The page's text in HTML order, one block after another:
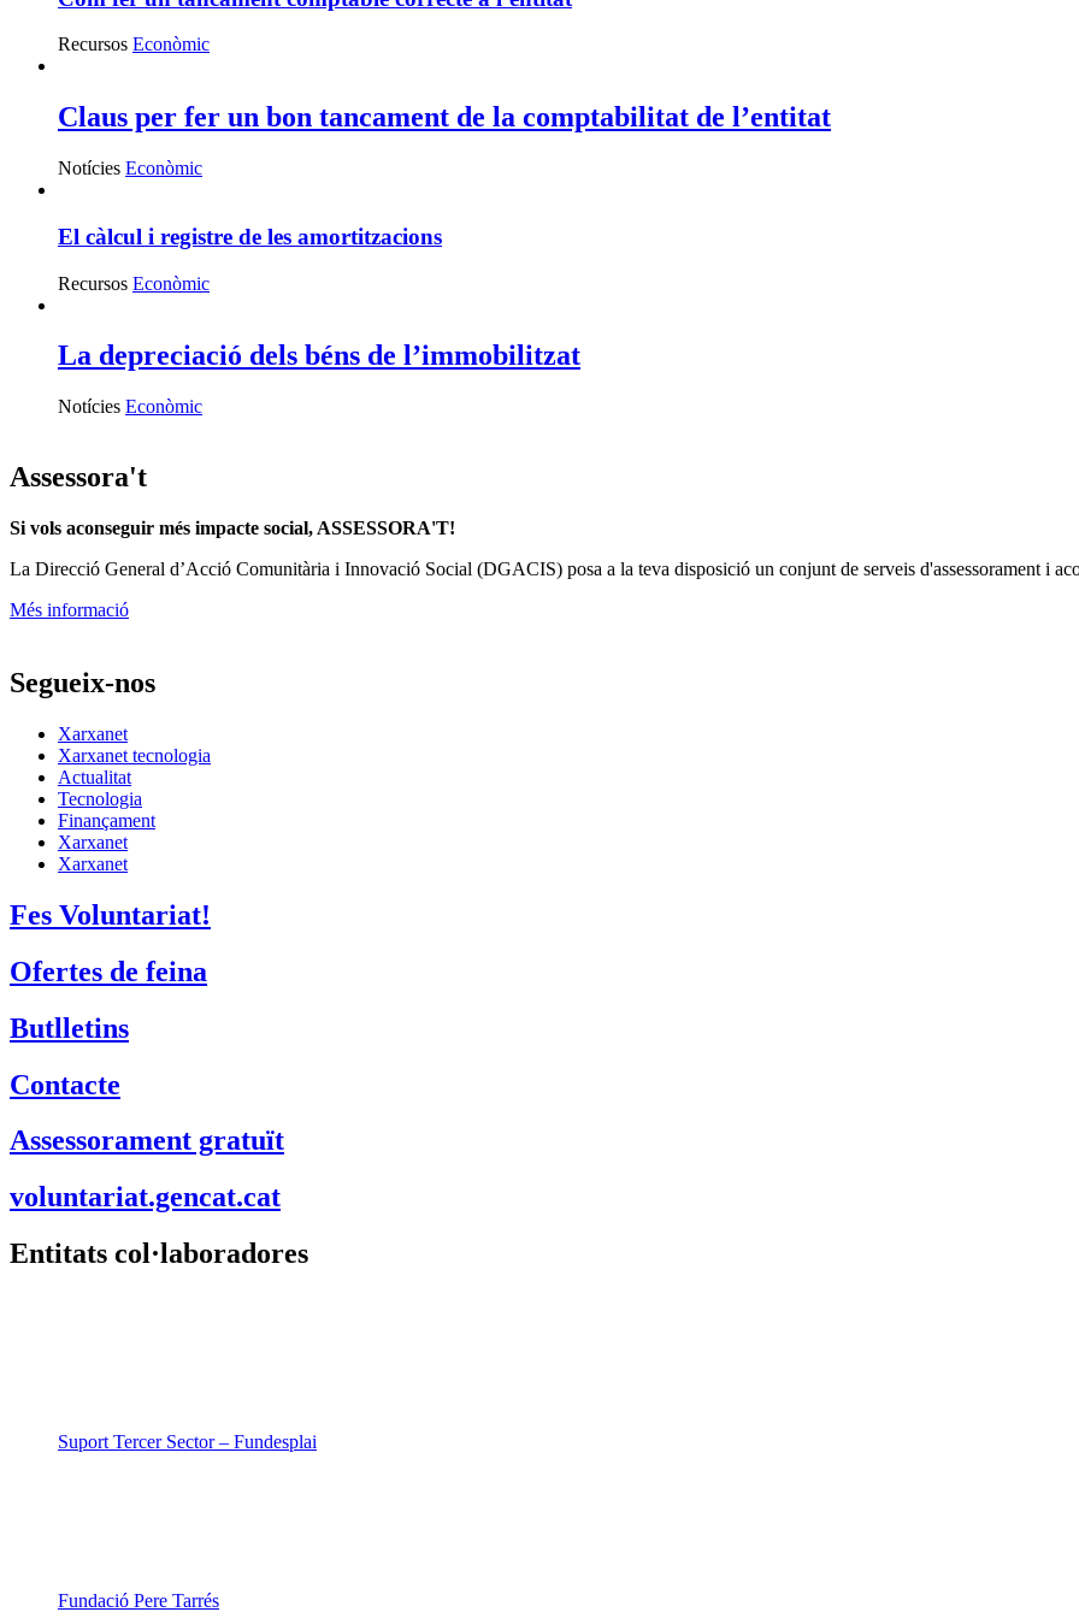
Recursos Econòmic
Claus per fer un bon tancament de la comptabilitat de l’entitat
Notícies Econòmic
El càlcul i registre de les amortitzacions
Recursos Econòmic
La depreciació dels béns de l’immobilitzat
Notícies Econòmic
Assessora't
Si vols aconseguir més impacte social, ASSESSORA'T!
La Direcció General d’Acció Comunitària i Innovació Social (DGACIS) posa a la teva disposició un conjunt de serveis d'assessorament i
Més informació
Segueix-nos
Xarxanet
Xarxanet tecnologia
Actualitat
Tecnologia
Finançament
Xarxanet
Xarxanet
Fes Voluntariat!
Ofertes de feina
Butlletins
Contacte
Assessorament gratuït
voluntariat.gencat.cat
Entitats col·laboradores
Suport Tercer Sector – Fundesplai
Fundació Pere Tarrés